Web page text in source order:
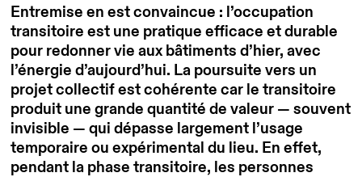
Entremise en est convaincue : l’occupation
transitoire est une pratique efficace et durable
pour redonner vie aux bâtiments d’hier, avec
l’énergie d’aujourd’hui. La poursuite vers un
projet collectif est cohérente car le transitoire
produit une grande quantité de valeur — souvent
invisible — qui dépasse largement l’usage
temporaire ou expérimental du lieu. En effet,
pendant la phase transitoire, les personnes